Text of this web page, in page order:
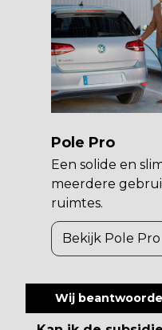
Pole Pro
Een solide en
meerdere
ruimtes.
Bekijk Pole Pro
Wij